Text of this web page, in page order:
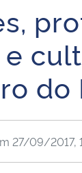
Advocacia-Geral
do
27/09/2017,